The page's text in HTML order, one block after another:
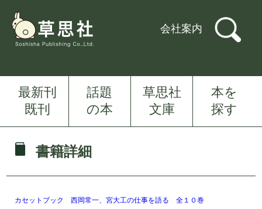
会社案内
最新刊
既刊
話題
の本
草思社
文庫
本を
探す
書籍詳細
カセットブック 西岡常一、宮大工の仕事を語る 全１０巻